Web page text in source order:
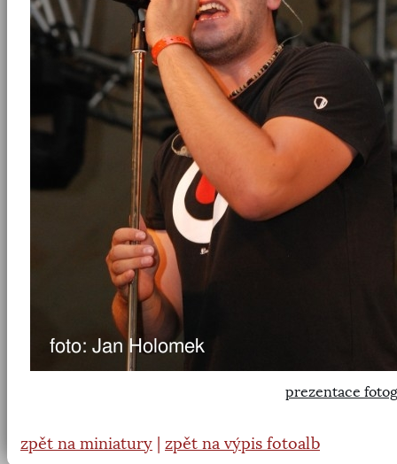
prezentace
zpět na miniatury zpět na výpis fotoalb